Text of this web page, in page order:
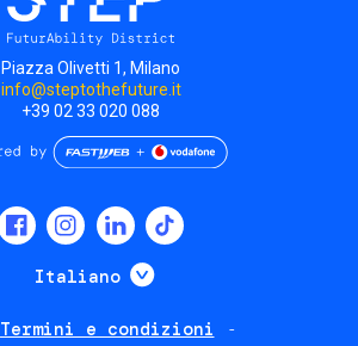
Piazza Olivetti 1, Milano
info@steptothefuture.it
+39 02 33 020 088
Italiano Mostra ulteriori
Termini e condizioni